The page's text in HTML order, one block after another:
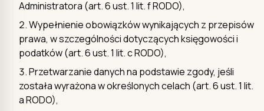
Administratora (art. 6 ust. 1 lit. f RODO),
Wypełnienie obowiązków wynikających z przepisów
prawa, w szczególności dotyczących księgowości i
podatków (art. 6 ust. 1 lit. c RODO),
Przetwarzanie danych na podstawie zgody, jeśli
została wyrażona w określonych celach (art. 6 ust. 1 lit.
a RODO),